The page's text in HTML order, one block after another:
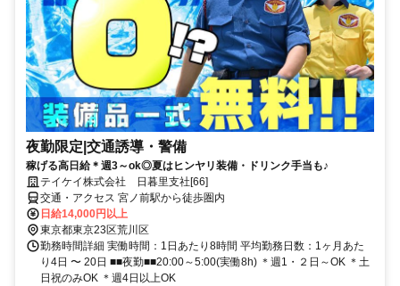
夜勤限定|交通誘導・警備
稼げる高日給＊週3～ok◎夏はヒンヤリ装備・ドリンク手当も♪
テイケイ株式会社 日暮里支社[66]
交通・アクセス 宮ノ前駅から徒歩圏内
日給14,000円以上
東京都東京23区荒川区
勤務時間詳細 実働時間：1日あたり8時間 平均勤務日数：1ヶ月あた
り4日 〜 20日 ■■夜勤■■20:00～5:00(実働8h) ＊週1・２日～OK ＊土
日祝のみOK ＊週4日以上OK